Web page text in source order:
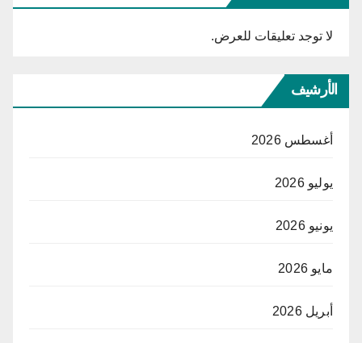
لا توجد تعليقات للعرض.
الأرشيف
أغسطس 2026
يوليو 2026
يونيو 2026
مايو 2026
أبريل 2026